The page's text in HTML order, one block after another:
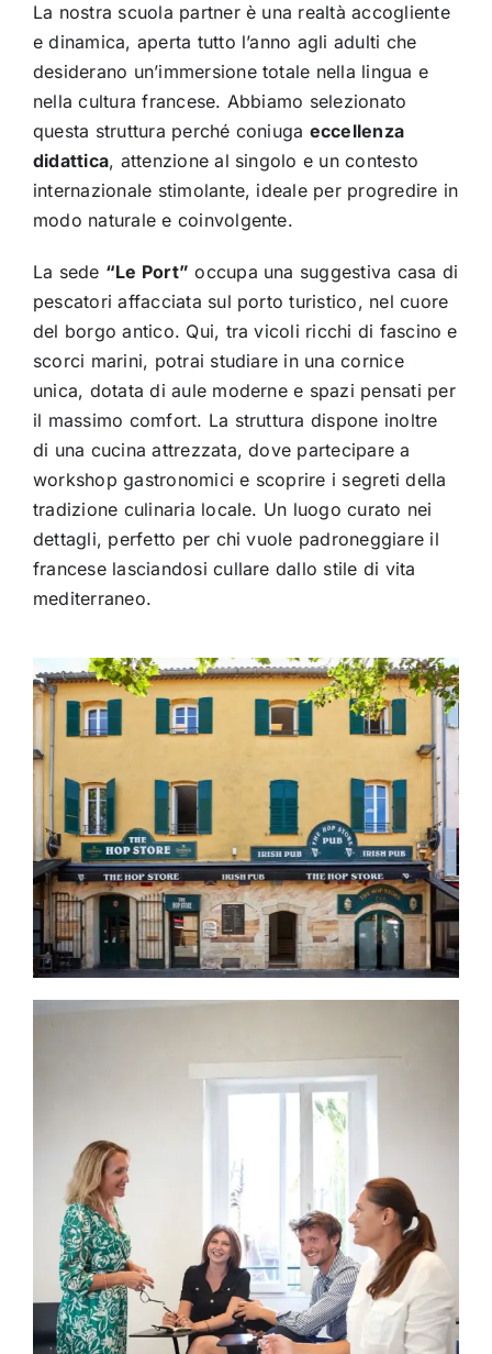
La nostra scuola partner è una realtà accogliente
e dinamica, aperta tutto l’anno agli adulti che
desiderano un’immersione totale nella lingua e
nella cultura francese. Abbiamo selezionato
questa struttura perché coniuga eccellenza
didattica, attenzione al singolo e un contesto
internazionale stimolante, ideale per progredire in
modo naturale e coinvolgente.
La sede “Le Port” occupa una suggestiva casa di
pescatori affacciata sul porto turistico, nel cuore
del borgo antico. Qui, tra vicoli ricchi di fascino e
scorci marini, potrai studiare in una cornice
unica, dotata di aule moderne e spazi pensati per
il massimo comfort. La struttura dispone inoltre
di una cucina attrezzata, dove partecipare a
workshop gastronomici e scoprire i segreti della
tradizione culinaria locale. Un luogo curato nei
dettagli, perfetto per chi vuole padroneggiare il
francese lasciandosi cullare dallo stile di vita
mediterraneo.